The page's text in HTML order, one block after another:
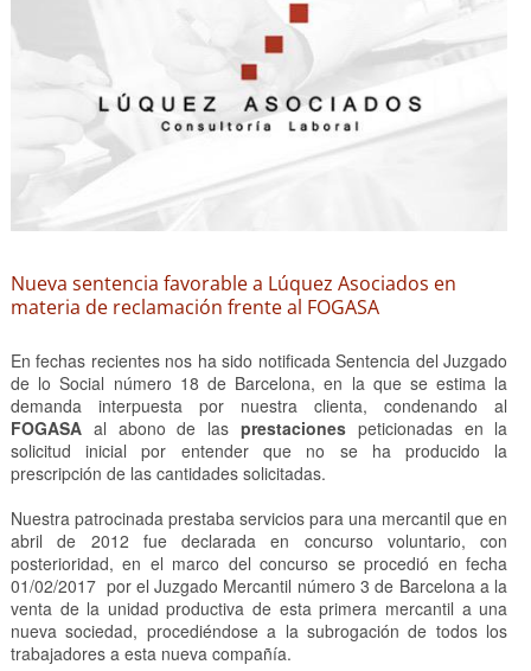
Nueva sentencia favorable a Lúquez Asociados en
materia de reclamación frente al FOGASA
En fechas recientes nos ha sido notificada Sentencia del Juzgado
de lo Social número 18 de Barcelona, en la que se estima la
demanda interpuesta por nuestra clienta, condenando al
FOGASAal abono de las prestacionespeticionadas en la
solicitud inicial por entender que no se ha producido la
prescripción de las cantidades solicitadas.
Nuestra patrocinada prestaba servicios para una mercantil que en
abril de 2012 fue declarada en concurso voluntario, con
posterioridad, en el marco del concurso se procedió en fecha
01/02/2017 por el Juzgado Mercantil número 3 de Barcelona a la
venta de la unidad productiva de esta primera mercantil a una
nueva sociedad, procediéndose a la subrogación de todos los
trabajadores a esta nueva compañía.